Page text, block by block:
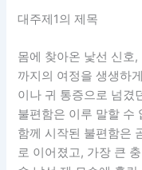
대주제1의 제목
몸에 찾아온 낯선 신호
까지의 여정을 생생하
이나 귀 통증으로 넘겼
불편함은 이루 말할 수
함께 시작된 불편함은
로 이어졌고, 가장 큰